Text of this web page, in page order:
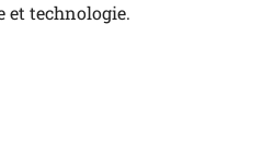
et technologie.